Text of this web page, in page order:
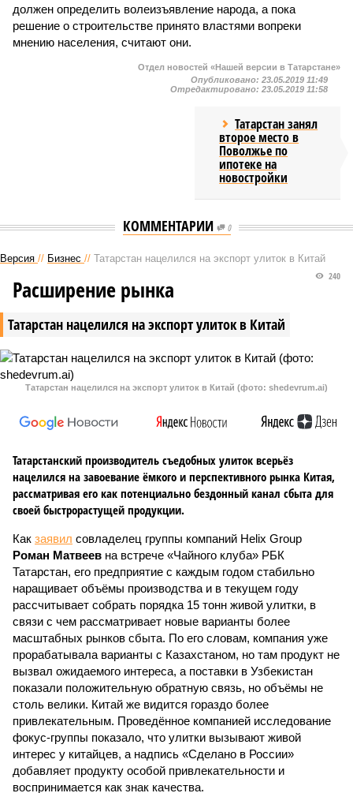
должен определить волеизъявление народа, а пока
решение о строительстве принято властями вопреки
мнению населения, считают они.
Отдел новостей «Нашей версии в Татарстане»
Опубликовано: 23.05.2019 11:49
Отредактировано: 23.05.2019 11:58
Татарстан занял
второе место в
Поволжье по
ипотеке на
новостройки
КОММЕНТАРИИ 0
Версия // Бизнес // Татарстан нацелился на экспорт улиток в Китай
Татарстан нацелился на экспорт улиток в Китай
240
Расширение рынка
Татарстан нацелился на экспорт улиток в Китай (фото: shedevrum.ai)
Татарстанский производитель съедобных улиток всерьёз
нацелился на завоевание ёмкого и перспективного рынка Китая,
рассматривая его как потенциально бездонный канал сбыта для
своей быстрорастущей продукции.
Как заявил совладелец группы компаний Helix Group
Роман Матвеев на встрече «Чайного клуба» РБК
Татарстан, его предприятие с каждым годом стабильно
наращивает объёмы производства и в текущем году
рассчитывает собрать порядка 15 тонн живой улитки, в
связи с чем рассматривает новые варианты более
масштабных рынков сбыта. По его словам, компания уже
прорабатывала варианты с Казахстаном, но там продукт не
вызвал ожидаемого интереса, а поставки в Узбекистан
показали положительную обратную связь, но объёмы не
столь велики. Китай же видится гораздо более
привлекательным. Проведённое компанией исследование
фокус-группы показало, что улитки вызывают живой
интерес у китайцев, а надпись «Сделано в России»
добавляет продукту особой привлекательности и
воспринимается как знак качества.